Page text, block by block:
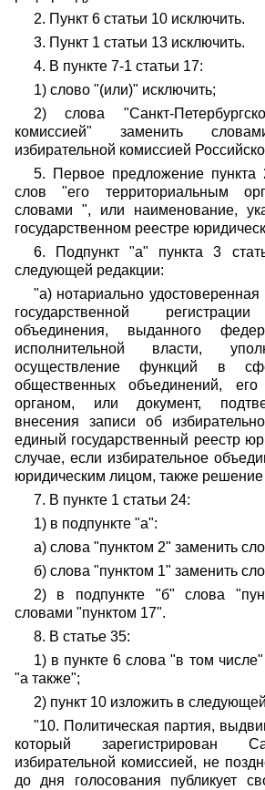
2. Пункт 6 статьи 10 исключить.
3. Пункт 1 статьи 13 исключить.
4. В пункте 7-1 статьи 17:
1) слово "(или)" исключить;
2) слова "Санкт-
комиссией" заменить
избирательной комиссией
5. Первое предложение пункта
слов "его территориальным
словами ", или наименование,
государственном реестре
6. Подпункт "а" пункта 3
следующей редакции:
"а) нотариально
государственной
объединения, выданного
исполнительной власти,
осуществление функций в
общественных объединений, его
органом, или документ,
внесения записи об
единый государственный реестр
случае, если избирательное
юридическим лицом, также решение
7. В пункте 1 статьи 24:
1) в подпункте "а":
а) слова "пунктом 2" заменить
б) слова "пунктом 1" заменить
2) в подпункте "б" слова
словами "пунктом 17".
8. В статье 35:
1) в пункте 6 слова "в том
"а также";
2) пункт 10 изложить в
"10. Политическая партия,
который зарегистрирован
избирательной комиссией, не
до дня голосования публикует